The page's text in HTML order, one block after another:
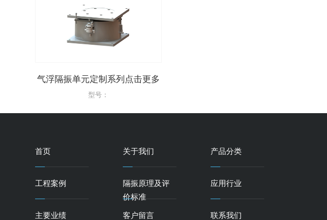
气浮隔振单元定制系列点击更多
型号：
首页 关于我们 产品分类
工程案例
隔振原理及评
价标准
应用行业
主要业绩 客户留言 联系我们